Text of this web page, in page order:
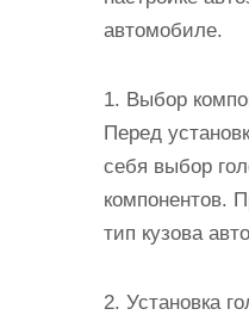
автомобиле.
1. Выбор
Перед
себя выбор
компонентов.
тип кузова
2. Установка